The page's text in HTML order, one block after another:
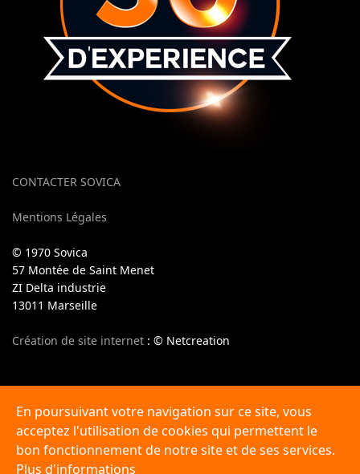
CONTACTER SOVICA
Mentions Légales
© 1970 Sovica
57 Montée de Saint Menet
ZI Delta industrie
13011 Marseille
Création de site internet : © Netcreation
Sovica spécialiste de la vulcanisation de bandes
transporteuses en PACA, Marseille, Toulon, Aix en Provence,
Aubagne, La Ciotat, Gardanne, Fos sur Mer, Vitrolles,
En poursuivant votre navigation sur ce site, vous
acceptez l'utilisation de cookies qui permettent le
bon fonctionnement de notre site et de ses services.
Plus d'informations